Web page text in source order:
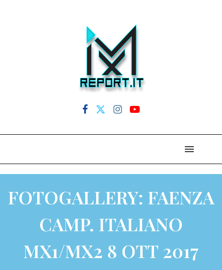
FOTOGALLERY: FAENZA
CAMP. ITALIANO
MX1/MX2 8 OTT 2017